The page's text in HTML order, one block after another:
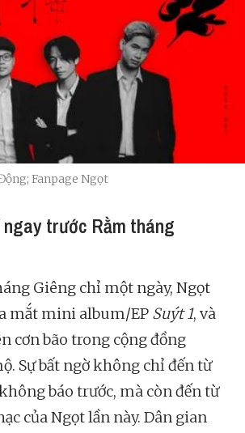
Fanpage Ngọt
ngay trước Rằm tháng
Giêng chỉ một ngày, Ngọt
mắt mini album/EP Suýt 1, và
cơn bão trong cộng đồng
Sự bất ngờ không chỉ đến từ
không báo trước, mà còn đến từ
của Ngọt lần này. Dân gian